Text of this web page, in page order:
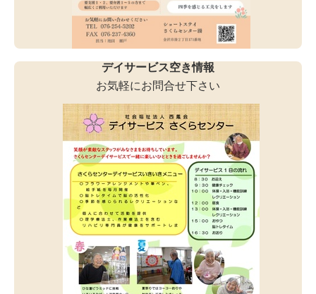
デイサービス空き情報
お気軽にお問合せ下さい